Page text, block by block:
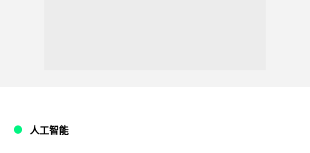
人工智能